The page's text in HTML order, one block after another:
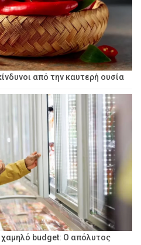
από την καυτερή ουσία
χαμηλό budget: Ο απόλυτος